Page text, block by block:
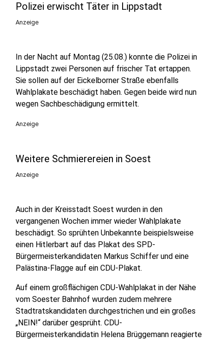
Polizei erwischt Täter in Lippstadt
Anzeige
In der Nacht auf Montag (25.08.) konnte die Polizei in
Lippstadt zwei Personen auf frischer Tat ertappen.
Sie sollen auf der Eickelborner Straße ebenfalls
Wahlplakate beschädigt haben. Gegen beide wird nun
wegen Sachbeschädigung ermittelt.
Anzeige
Weitere Schmierereien in Soest
Anzeige
Auch in der Kreisstadt Soest wurden in den
vergangenen Wochen immer wieder Wahlplakate
beschädigt. So sprühten Unbekannte beispielsweise
einen Hitlerbart auf das Plakat des SPD-
Bürgermeisterkandidaten Markus Schiffer und eine
Palästina-Flagge auf ein CDU-Plakat.
Auf einem großflächigen CDU-Wahlplakat in der Nähe
vom Soester Bahnhof wurden zudem mehrere
Stadtratskandidaten durchgestrichen und ein großes
„NEIN!“ darüber gesprüht. CDU-
Bürgermeisterkandidatin Helena Brüggemann reagierte